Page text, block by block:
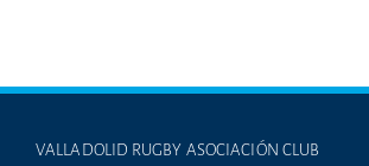
VALLADOLID RUGBY ASOCIACIÓN CLUB